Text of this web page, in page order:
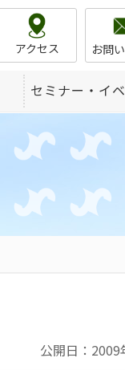
アクセス お問
セミナー・イ
公開日：2009